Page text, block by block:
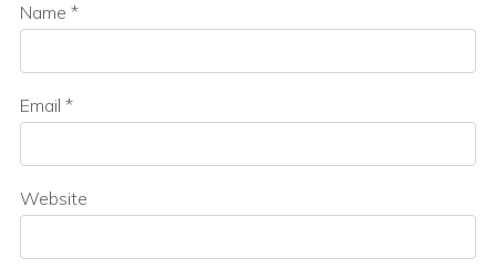
Name *
Email *
Website